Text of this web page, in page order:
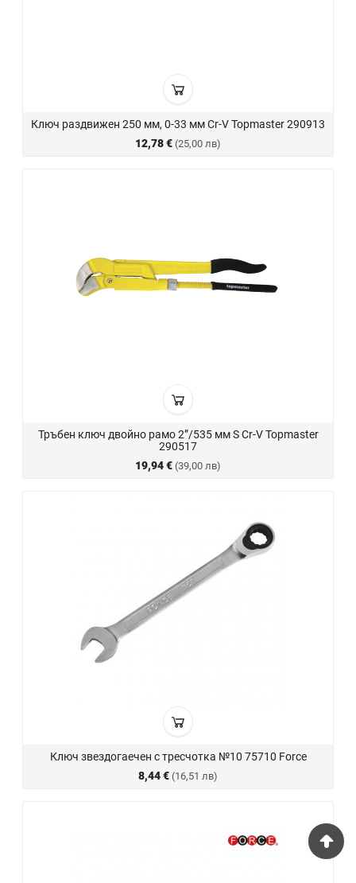
Ключ раздвижен 250 мм, 0-33 мм Cr-V Topmaster 290913
12,78 € (25,00 лв)
Тръбен ключ двойно рамо 2”/535 мм S Cr-V Topmaster
290517
19,94 € (39,00 лв)
Ключ звездогаечен с тресчотка №10 75710 Force
8,44 € (16,51 лв)